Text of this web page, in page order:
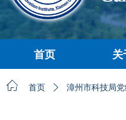
首页
首页
关
关
首页 ꄲ 漳州市科技局
ꀇ